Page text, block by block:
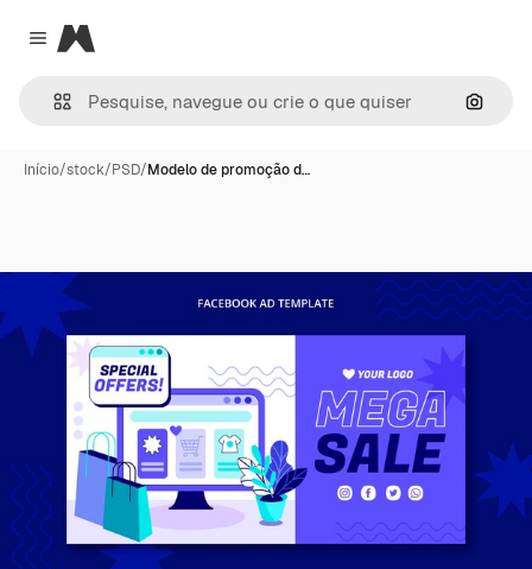
Close menu
Magnific
Início/stock/PSD/Modelo de promoção d…